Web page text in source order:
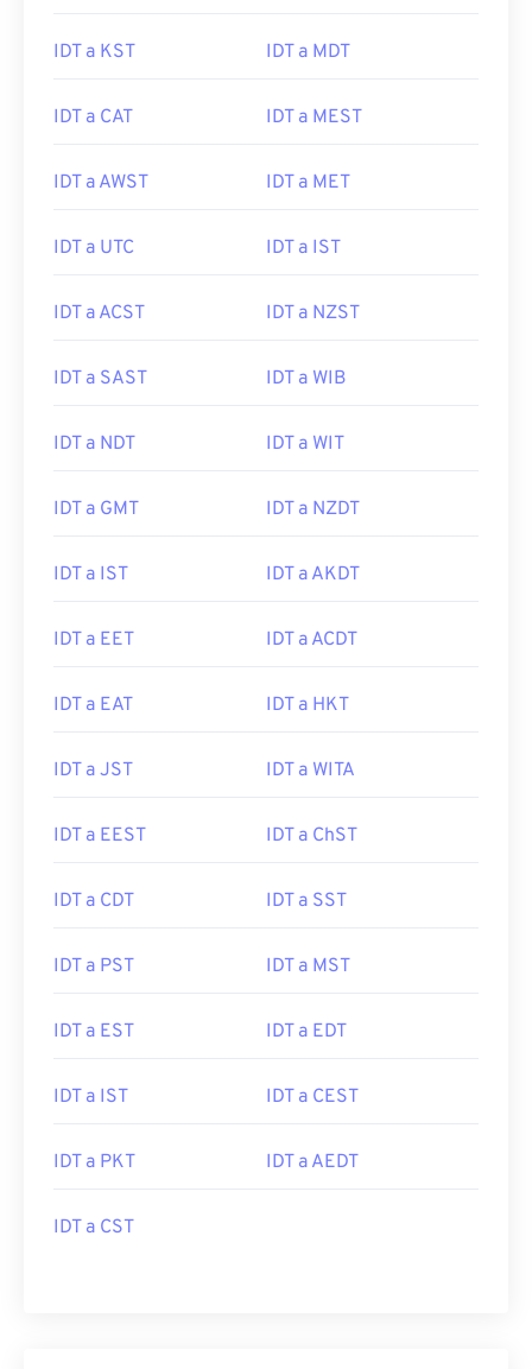
IDT a KST IDT a MDT
IDT a CAT IDT a MEST
IDT a AWST IDT a MET
IDT a UTC IDT a IST
IDT a ACST IDT a NZST
IDT a SAST IDT a WIB
IDT a NDT IDT a WIT
IDT a GMT IDT a NZDT
IDT a IST IDT a AKDT
IDT a EET IDT a ACDT
IDT a EAT IDT a HKT
IDT a JST IDT a WITA
IDT a EEST IDT a ChST
IDT a CDT IDT a SST
IDT a PST IDT a MST
IDT a EST IDT a EDT
IDT a IST IDT a CEST
IDT a PKT IDT a AEDT
IDT a CST